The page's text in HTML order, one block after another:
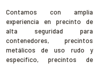
Contamos con amplia
experiencia en precinto de
alta seguridad para
contenedores, precintos
metálicos de uso rudo y
específico, precintos de